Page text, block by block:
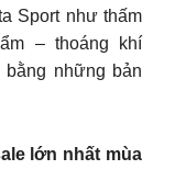
Sport như thấm
– thoáng khí
những bản
lớn nhất mùa